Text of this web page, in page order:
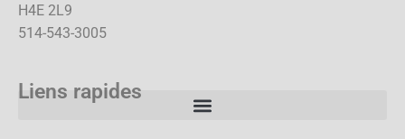
H4E 2L9
514-543-3005
Liens rapides